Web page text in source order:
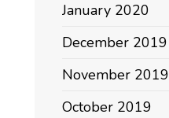
January 2020
December 2019
November 2019
October 2019